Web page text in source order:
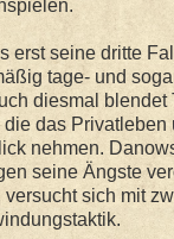
erst seine dritte
tage- und
diesmal blendet
das Privatleben
nehmen.
seine Ängste
versucht sich mit